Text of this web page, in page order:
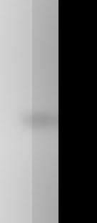
Wysyłka w tym